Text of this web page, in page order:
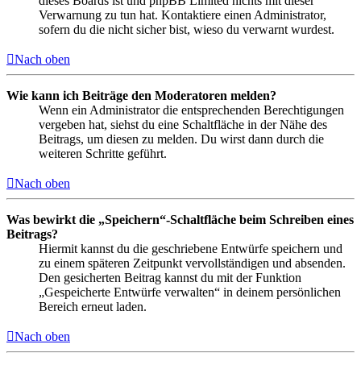
Verwarnung zu tun hat. Kontaktiere einen Administrator,
sofern du die nicht sicher bist, wieso du verwarnt wurdest.
Nach oben
Wie kann ich Beiträge den Moderatoren melden?
Wenn ein Administrator die entsprechenden Berechtigungen
vergeben hat, siehst du eine Schaltfläche in der Nähe des
Beitrags, um diesen zu melden. Du wirst dann durch die
weiteren Schritte geführt.
Nach oben
Was bewirkt die „Speichern“-Schaltfläche beim Schreiben eines
Beitrags?
Hiermit kannst du die geschriebene Entwürfe speichern und
zu einem späteren Zeitpunkt vervollständigen und absenden.
Den gesicherten Beitrag kannst du mit der Funktion
„Gespeicherte Entwürfe verwalten“ in deinem persönlichen
Bereich erneut laden.
Nach oben